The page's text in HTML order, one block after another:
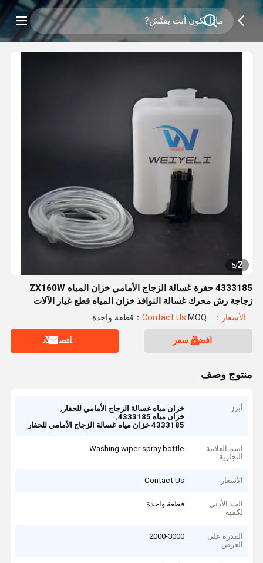
2
/
5
4333185 حفرة غسالة الزجاج الأمامي خزان المياه ZX160W
زجاجة رش محرك غسالة النوافذ خزان المياه قطع غيار الآلات
الصناعية
الأسعار：Contact Us MOQ：قطعة واحدة
افضل سعر ﺎﺘﺼﻟ ﺍﻶﻧ
منتوج وصف
أبرز خزان مياه غسالة الزجاج الأمامي للحفار ,
خزان مياه 4333185
,
4333185 خزان مياه غسالة الزجاج الأمامي للحفار
اسم العلامة
التجارية
Washing wiper spray bottle
الأسعار Contact Us
الحد الأدنى
لكمية
قطعة واحدة
القدرة على
العرض
2000-3000